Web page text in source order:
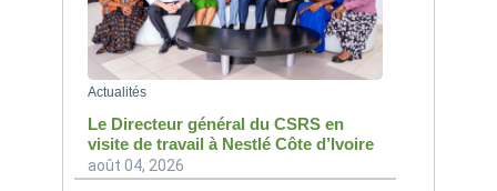
Actualités
Le Directeur général du CSRS en
visite de travail à Nestlé Côte d’Ivoire
août 04, 2026